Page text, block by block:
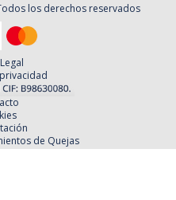
los derechos reservados
de Quejas